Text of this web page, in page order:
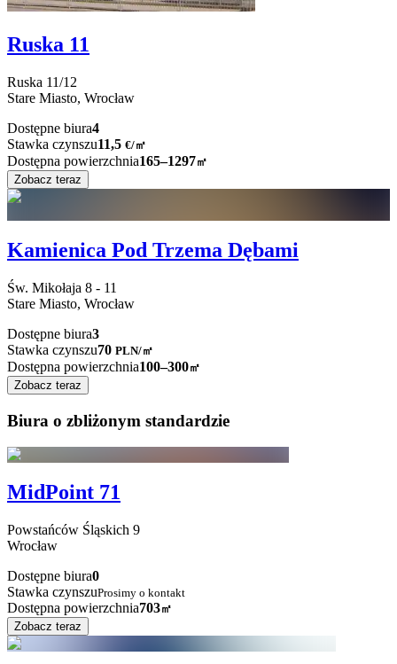
Ruska 11
Ruska 11/12
Stare Miasto, Wrocław
Dostępne biura4
Stawka czynszu11,5 €/㎡
Dostępna powierzchnia165–1297㎡
Zobacz teraz
Kamienica Pod Trzema Dębami
Św. Mikołaja 8 - 11
Stare Miasto, Wrocław
Dostępne biura3
Stawka czynszu70 PLN/㎡
Dostępna powierzchnia100–300㎡
Zobacz teraz
Biura o zbliżonym standardzie
MidPoint 71
Powstańców Śląskich 9
Wrocław
Dostępne biura0
Stawka czynszuProsimy o kontakt
Dostępna powierzchnia703㎡
Zobacz teraz